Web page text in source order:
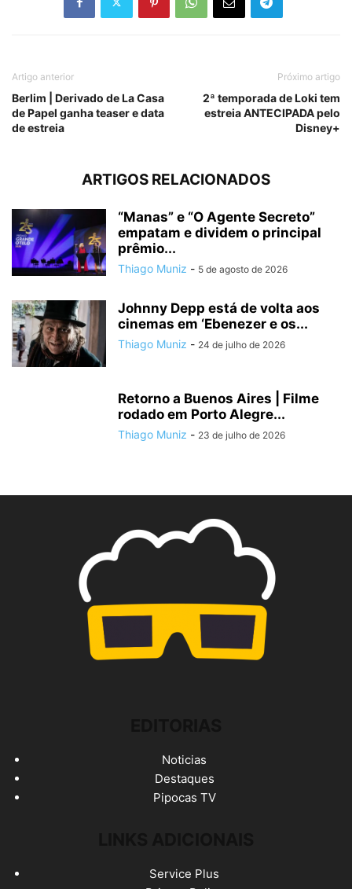
Artigo anterior
Berlim | Derivado de La Casa
de Papel ganha teaser e data
de estreia
Próximo artigo
2ª temporada de Loki tem
estreia ANTECIPADA pelo
Disney+
ARTIGOS RELACIONADOS
“Manas” e “O Agente Secreto”
empatam e dividem o principal
prêmio...
Thiago Muniz - 5 de agosto de 2026
Johnny Depp está de volta aos
cinemas em ‘Ebenezer e os...
Thiago Muniz - 24 de julho de 2026
Retorno a Buenos Aires | Filme
rodado em Porto Alegre...
Thiago Muniz - 23 de julho de 2026
Noticias
Destaques
Pipocas TV
Service Plus